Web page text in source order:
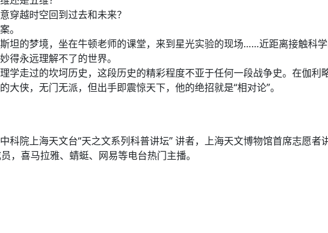
穿越时空回到过去和未来？
。
坦的梦境，坐在牛顿老师的课堂，来到星光实验的现场……近距离接触科
得永远理解不了的世界。
学走过的坎坷历史，这段历史的精彩程度不亚于任何一段战争史。在伽
大侠，无门无派，但出手即震惊天下，他的绝招就是“相对论”。
科院上海天文台“天之文系列科普讲坛” 讲者，上海天文博物馆首席志愿者
，喜马拉雅、蜻蜓、网易等电台热门主播。